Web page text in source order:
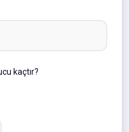
kaçtır?